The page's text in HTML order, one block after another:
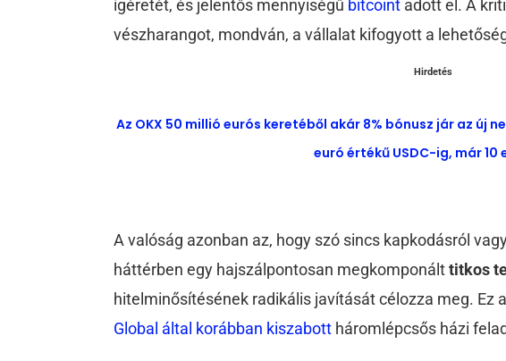
ígéretét, és jelentős mennyiségű bitcoint adott el. A
vészharangot, mondván, a vállalat kifogyott a
Hirdetés
Az OKX 50 millió eurós keretéből akár 8% bónusz jár az új
euró értékű USDC-ig, már 10
A valóság azonban az, hogy szó sincs kapkodásról
háttérben egy hajszálpontosan megkomponálttitkos
hitelminősítésének radikális javítását célozza meg. Ez
Global által korábban kiszabott háromlépcsős házi